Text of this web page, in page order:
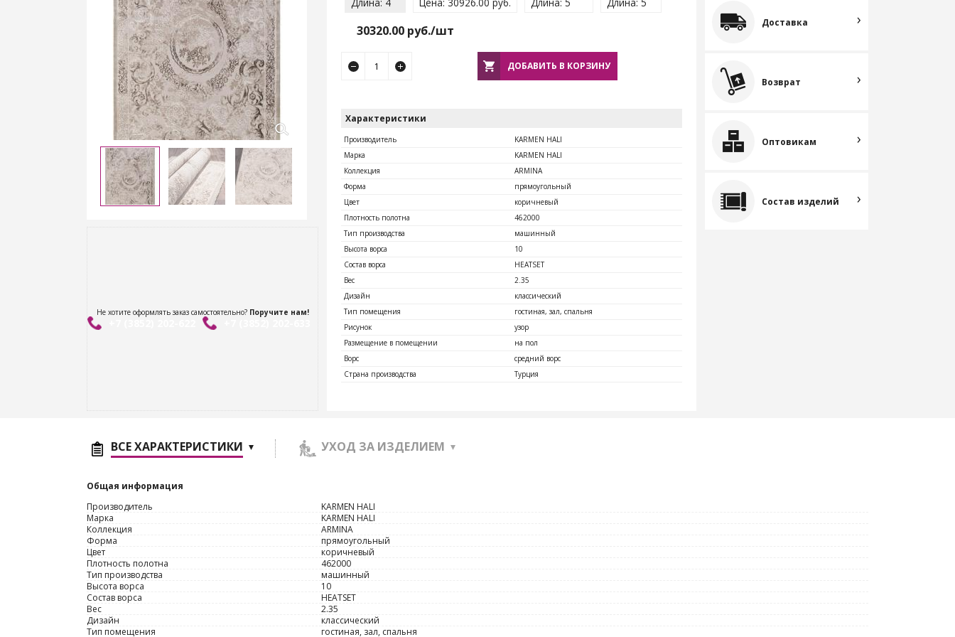
Не хотите оформлять заказ самостоятельно? Поручите нам!
30320.00руб./шт
ДОБАВИТЬ В КОРЗИНУ
Характеристики
Производитель
KARMEN HALI
Марка
KARMEN HALI
Коллекция
ARMINA
Форма
прямоугольный
Цвет
коричневый
Плотность полотна
462000
Тип производства
машинный
Высота ворса
10
Состав ворса
HEATSET
Вес
2.35
Дизайн
классический
Тип помещения
гостиная, зал, спальня
Рисунок
узор
Размещение в помещении
на пол
Ворс
средний ворс
Страна производства
Турция
Доставка
Возврат
Оптовикам
Состав изделий
ВСЕ ХАРАКТЕРИСТИКИ УХОД ЗА ИЗДЕЛИЕМ
Общая информация
Производитель
KARMEN HALI
Марка
KARMEN HALI
Коллекция
ARMINA
Форма
прямоугольный
Цвет
коричневый
Плотность полотна
462000
Тип производства
машинный
Высота ворса
10
Состав ворса
HEATSET
Вес
2.35
Дизайн
классический
Тип помещения
гостиная, зал, спальня